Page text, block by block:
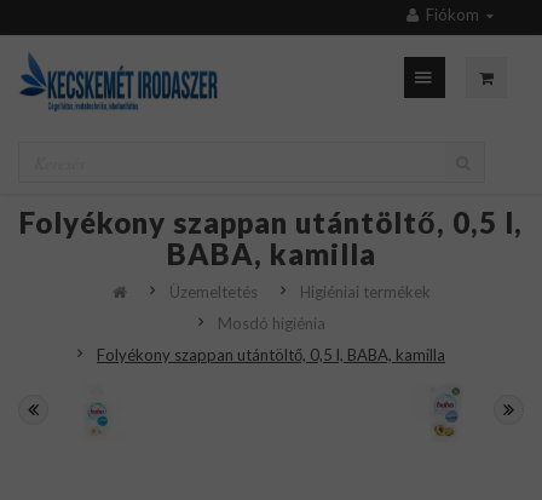
Fiókom
Folyékony szappan utántöltő, 0,5 l,
BABA, kamilla
Üzemeltetés
Higiéniai termékek
Mosdó higiénia
Folyékony szappan utántöltő, 0,5 l, BABA, kamilla